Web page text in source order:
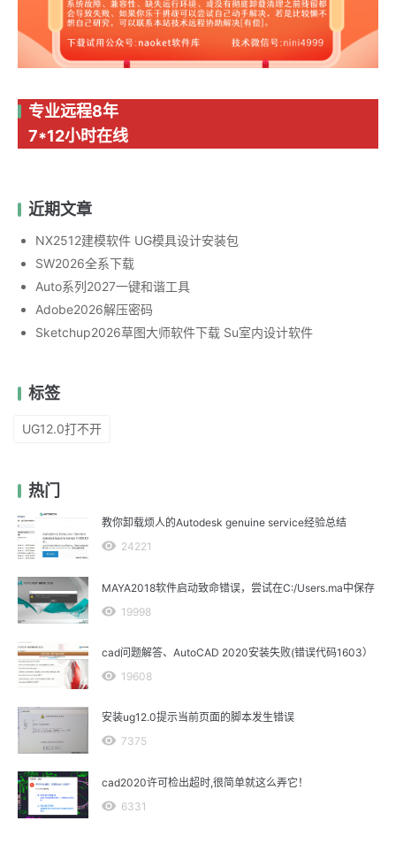
专业远程8年
7*12小时在线
近期文章
NX2512建模软件 UG模具设计安装包
SW2026全系下载
Auto系列2027一键和谐工具
Adobe2026解压密码
Sketchup2026草图大师软件下载 Su室内设计软件
标签
UG12.0打不开
热门
教你卸载烦人的Autodesk genuine service经验总结
24221
MAYA2018软件启动致命错误，尝试在C:/Users.ma中保存
19998
cad问题解答、AutoCAD 2020安装失败(错误代码1603）
19608
安装ug12.0提示当前页面的脚本发生错误
7375
cad2020许可检出超时,很简单就这么弄它！
6331